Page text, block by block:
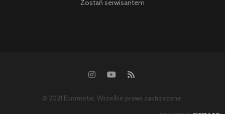
Zostań serwisantem
© 2021 Eurometal. Wszelkie prawa zastrzeżone.